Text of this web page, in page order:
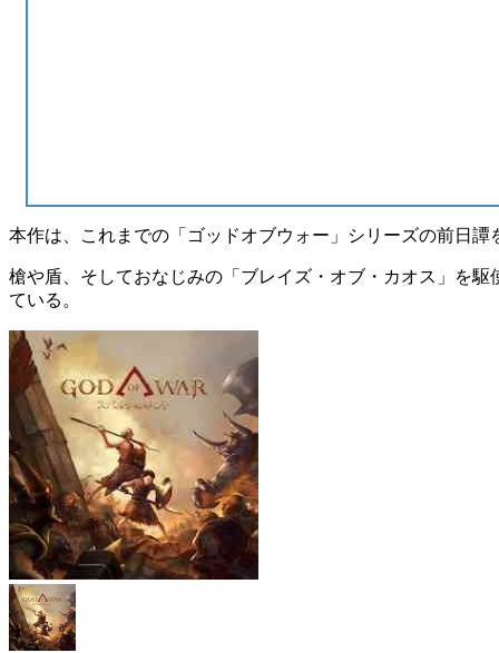
本作は、これまでの「ゴッドオブウォー」シリーズの前日譚
槍や盾、そしておなじみの「ブレイズ・オブ・カオス」を
ている。